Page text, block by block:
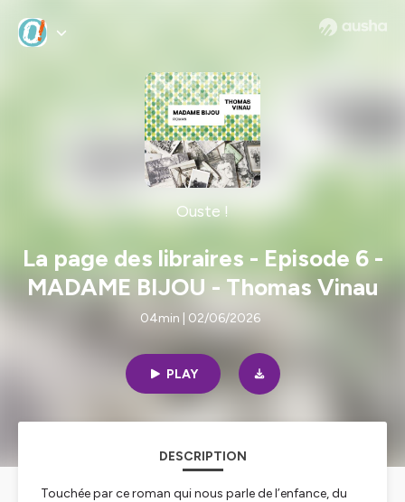
Ouste !
La page des libraires - Episode 6 -
MADAME BIJOU - Thomas Vinau
04min | 02/06/2026
PLAY
DESCRIPTION
Touchée par ce roman qui nous parle de l’enfance, du